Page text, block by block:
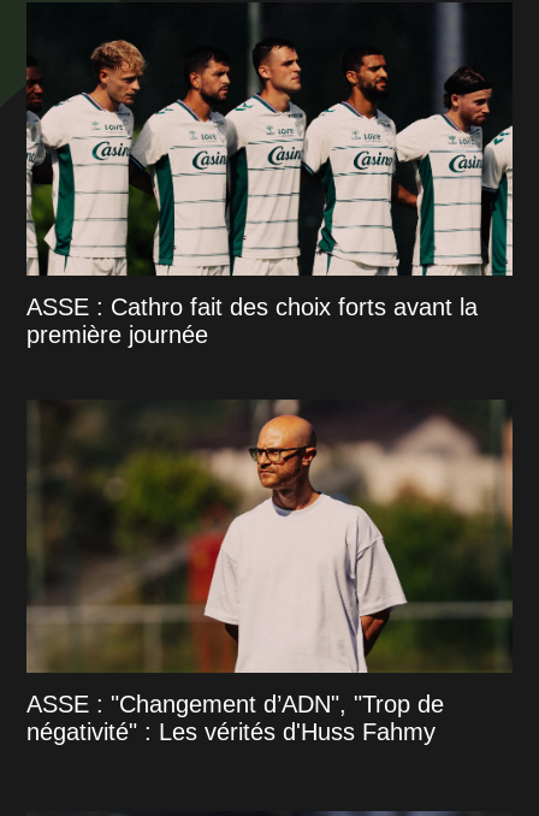
ASSE : Cathro fait des choix forts avant la
première journée
ASSE : "Changement d’ADN", "Trop de
négativité" : Les vérités d'Huss Fahmy